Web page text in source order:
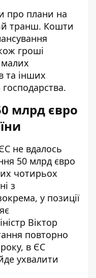
про плани на
транш. Кошти
гроші
та інших
господарства.
млрд євро
не вдалось
50 млрд євро
чотирьох
з
у позиції
Віктор
повторно
в ЄС
ухвалити